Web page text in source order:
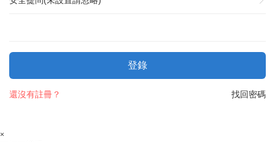
登錄
找回密碼
還沒有註冊？
×